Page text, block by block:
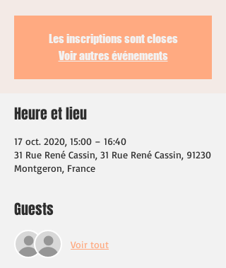
Les inscriptions sont closes
Voir autres événements
Heure et lieu
17 oct. 2020, 15:00 – 16:40
31 Rue René Cassin, 31 Rue René Cassin, 91230
Montgeron, France
Guests
Voir tout